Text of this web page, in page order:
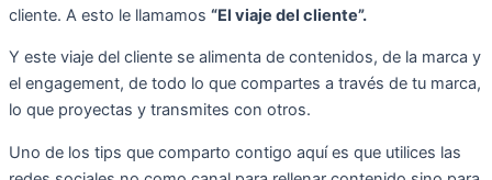
cliente. A esto le llamamos “El viaje del cliente”.
Y este viaje del cliente se alimenta de contenidos, de la marca y
el engagement, de todo lo que compartes a través de tu marca,
lo que proyectas y transmites con otros.
Uno de los tips que comparto contigo aquí es que utilices las